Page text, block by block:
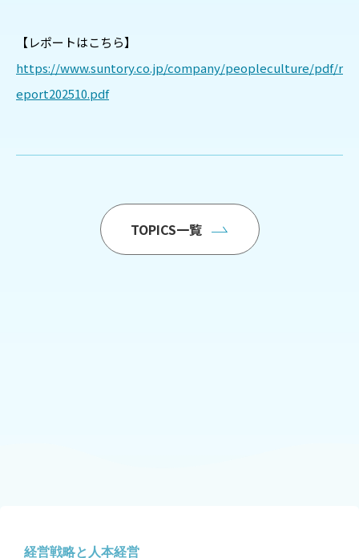
【レポートはこちら】​
https://www.suntory.co.jp/company/peopleculture/pdf/r
eport202510.pdf
TOPICS一覧
経営戦略と人本経営